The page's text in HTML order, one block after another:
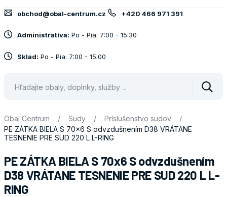
obchod@obal-centrum.cz +420 466 971 391
Administratíva: Po - Pia: 7:00 - 15:30
Sklad: Po - Pia: 7:00 - 15:00
Obal Centrum / Sudy / Príslušenstvo sudov
/
PE ZÁTKA BIELA S 70x6 S odvzdušnením D38 VRÁTANE
TESNENIE PRE SUD 220 L L-RING
PE ZÁTKA BIELA S 70x6 S odvzdušnením
D38 VRÁTANE TESNENIE PRE SUD 220 L L-
RING